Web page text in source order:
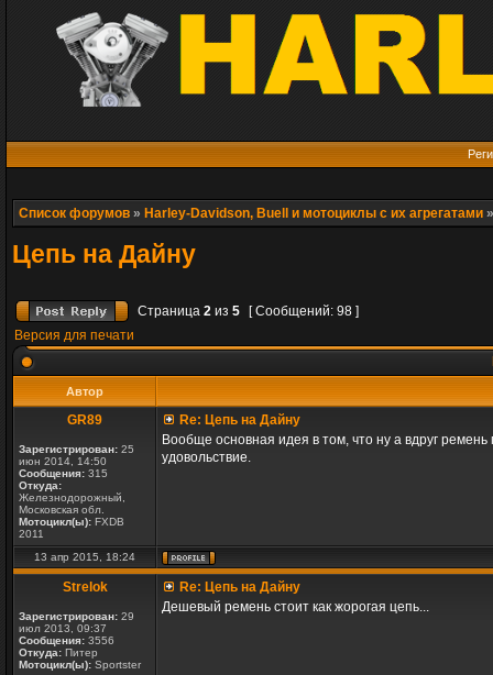
Список форумов » Harley-Davidson, Buell и мотоциклы с их агрегатами
Цепь на Дайну
Страница 2 из 5
[ Сообщений: 98 ]
Версия для печати
Автор
GR89
Зарегистрирован: 25
июн 2014, 14:50
Сообщения: 315
Откуда:
Железнодорожный,
Московская обл.
Мотоцикл(ы): FXDB
2011
Re: Цепь на Дайну
Вообще основная идея в том, что ну а вдруг ремень
удовольствие.
13 апр 2015, 18:24
Strelok
Зарегистрирован: 29
июл 2013, 09:37
Сообщения: 3556
Откуда: Питер
Мотоцикл(ы): Sportster
Re: Цепь на Дайну
Дешевый ремень стоит как жорогая цепь...